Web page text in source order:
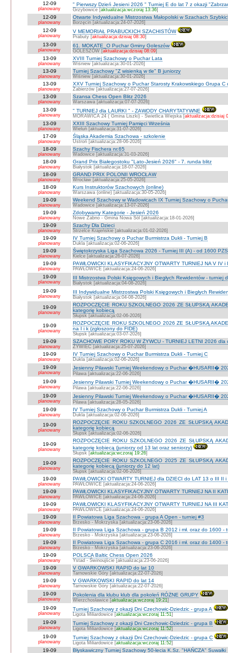
12-09
planowany
" Pierwszy Dzień Jesieni 2026 " Turniej E do lat 7 z okazji
Grzybowice [aktualizacja:wczoraj 13:36]
12-09
planowany
Otwarte Indywidualne Mistrzostwa Małopolski w Szachach
Borzęcin [aktualizacja:24-07-2026]
12-09
planowany
V MEMORIAŁ PRABUCKICH SZACHISTÓW
Prabuty [aktualizacja:dzisiaj 08:30]
13-09
planowany
61. MOKATE_O Puchar Gminy Goleszów
GOLESZÓW [aktualizacja:dzisiaj 08:09]
13-09
planowany
XVIII Turniej Szachowy o Puchar Lata
Wiśniew [aktualizacja:30-01-2026]
13-09
planowany
Turniej Szachowy "Z wisienką w tle" B juniorzy
Wiśniew [aktualizacja:30-01-2026]
13-09
planowany
XXV Turniej Szachowy o Puchar Starosty Krakowskiego Grupa C
Zabierzów [aktualizacja:27-07-2026]
13-09
planowany
Szansa Chess Open Blitz 2026
Warszawa [aktualizacja:07-07-2026]
13-09
planowany
" TURNIEJ dla LAURKI " - ZAWODY CHARYTATYWNE
MORAWICA 24 ( Gmina Liszki) - Świetlica Wiejska [aktualizacja:dzisiaj
13-09
planowany
XXIII Szachowy Turniej Pamięci Września
Wieluń [aktualizacja:31-07-2026]
17-09
planowany
Śląska Akademia Szachowa - szkolenie
Ustroń [aktualizacja:28-06-2026]
18-09
planowany
Szachy Fischera nr.65
Wadowice [aktualizacja:31-03-2026]
18-09
planowany
Grand Prix Białegostoku "Lato-Jesień 2026" - 7. runda blitz
Białystok [aktualizacja:18-07-2026]
18-09
planowany
GRAND PRIX POLONII WROCŁAW
Wrocław [aktualizacja:25-05-2026]
18-09
planowany
Kurs Instruktorów Szachowych (online)
Warszawa (online) [aktualizacja:30-05-2026]
19-09
planowany
Weekend Szachowy w Wadowicach IX Turniej Szachowy o
Wadowice [aktualizacja:13-07-2026]
19-09
planowany
Zdobywamy Kategorie - Jesień 2026
Nowe Żabno - Gmina Nowa Sól [aktualizacja:18-01-2026]
19-09
planowany
Szachy Dla Dzieci
Strzelce Krajeńskie [aktualizacja:01-02-2026]
19-09
planowany
IV Turniej Szachowy o Puchar Burmistrza Dukli - Turniej B
Dukla [aktualizacja:02-06-2026]
19-09
planowany
Świętokrzyska Liga Szachowa 2026 - Turniej III (A) - od 1600
Kielce [aktualizacja:26-07-2026]
19-09
planowany
PAWŁOWICKI KLASYFIKACYJNY OTWARTY TURNIEJ NA V IV i
PAWŁOWICE [aktualizacja:24-06-2026]
19-09
planowany
III Mistrzostwa Polski Księgowych i Biegłych Rewidentów - turniej
Białystok [aktualizacja:04-08-2026]
19-09
planowany
III Indywidualne Mistrzostwa Polski Księgowych i Biegłych
Białystok [aktualizacja:04-08-2026]
19-09
planowany
ROZPOCZĘCIE ROKU SZKOLNEGO 2026 ZE SŁUPSKĄ
kategorię kobiecą
Słupsk [aktualizacja:02-06-2026]
19-09
planowany
ROZPOCZĘCIE ROKU SZKOLNEGO 2026 ZE SŁUPSKĄ
na I i k (zgłoszony do FIDE)
Słupsk [aktualizacja:03-07-2026]
19-09
planowany
SZACHOWE PORY ROKU W ŻYWCU - TURNIEJ LETNI 2026 dla
ŻYWIEC [aktualizacja:25-07-2026]
19-09
planowany
IV Turniej Szachowy o Puchar Burmistrza Dukli - Turniej C
Dukla [aktualizacja:02-06-2026]
19-09
planowany
Jesienny Pilawski Turniej Weekendowy o Puchar �HUSARII�
Pilawa [aktualizacja:22-06-2026]
19-09
planowany
Jesienny Pilawski Turniej Weekendowy o Puchar �HUSARII�
Pilawa [aktualizacja:22-06-2026]
19-09
planowany
Jesienny Pilawski Turniej Weekendowy o Puchar �HUSARII�
Pilawa [aktualizacja:28-05-2026]
19-09
planowany
IV Turniej Szachowy o Puchar Burmistrza Dukli - Turniej A
Dukla [aktualizacja:02-06-2026]
19-09
planowany
ROZPOCZĘCIE ROKU SZKOLNEGO 2026 ZE SŁUPSKĄ
kategorię kobiecą
Słupsk [aktualizacja:02-06-2026]
19-09
planowany
ROZPOCZĘCIE ROKU SZKOLNEGO 2026 ZE SŁUPSKĄ
kategorię kobiecą (juniorzy od 13 lat oraz seniorzy)
Słupsk [aktualizacja:wczoraj 19:26]
19-09
planowany
ROZPOCZĘCIE ROKU SZKOLNEGO 2025 ZE SŁUPSKĄ
kategorię kobiecą (juniorzy do 12 lat)
Słupsk [aktualizacja:02-06-2026]
19-09
planowany
PAWŁOWICKI OTWARTY TURNIEJ dla DZIECI do LAT 13 o III II
PAWŁOWICE [aktualizacja:24-06-2026]
19-09
planowany
PAWŁOWICKI KLASYFIKACYJNY OTWARTY TURNIEJ NA II
PAWŁOWICE [aktualizacja:24-06-2026]
19-09
planowany
PAWŁOWICKI KLASYFIKACYJNY OTWARTY TURNIEJ NA III
PAWŁOWICE [aktualizacja:24-06-2026]
19-09
planowany
II Powiatowa Liga Szachowa - grupa A Open - turniej #3
Brzesko - Mokrzyska [aktualizacja:23-06-2026]
19-09
planowany
II Powiatowa Liga Szachowa - grupa B 2012 i mł. oraz do 1600 -
Brzesko - Mokrzyska [aktualizacja:23-06-2026]
19-09
planowany
II Powiatowa Liga Szachowa - grupa C 2016 i mł. oraz do 1400 -
Brzesko - Mokrzyska [aktualizacja:23-06-2026]
19-09
planowany
POLSCA Baltic Chess Open 2026
Ystad - Świnoujście [aktualizacja:23-06-2026]
19-09
planowany
V GWARKOWSKI RAPID do lat 10
Tarnowskie Góry [aktualizacja:22-07-2026]
19-09
planowany
V GWARKOWSKI RAPID do lat 14
Tarnowskie Góry [aktualizacja:22-07-2026]
19-09
planowany
Pokolenia dla klubu klub dla pokoleń RÓŻNE GRUPY
Wierzchosławice [aktualizacja:wczoraj 19:21]
19-09
planowany
Turniej Szachowy z okazji Dni Czechowic-Dziedzic - grupa A
Ligota Miliardowice [aktualizacja:wczoraj 11:51]
19-09
planowany
Turniej Szachowy z okazji Dni Czechowic-Dziedzic - grupa B
Ligota Miliardowice [aktualizacja:wczoraj 11:52]
19-09
planowany
Turniej Szachowy z okazji Dni Czechowic-Dziedzic - grupa C
Ligota Miliardowice [aktualizacja:wczoraj 11:52]
19-09 Błyskawiczny Turniej Szachowy 50-lecia K.Sz. "HAŃCZA" Suwałki